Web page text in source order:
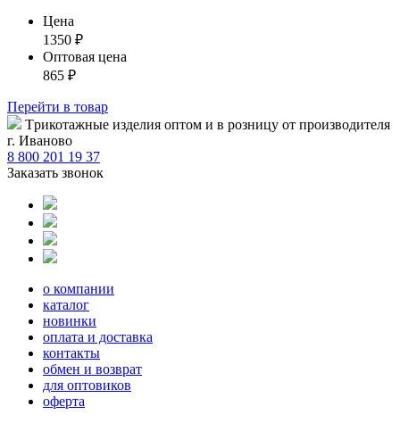
Цена
1350 ₽
Оптовая цена
865 ₽
Перейти в товар
Tрикотажные изделия оптом и в розницу от производителя
г. Иваново
8 800 201 19 37
Заказать звонок
о компании
каталог
новинки
оплата и доставка
контакты
обмен и возврат
для оптовиков
оферта